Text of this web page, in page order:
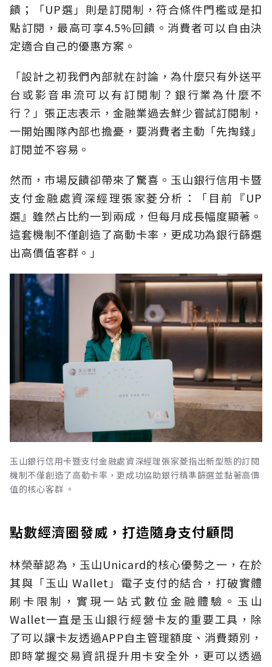
饋；「UP選」則是訂閱制，符合條件門檻或是扣
點訂閱，最高可享4.5%回饋。消費者可以自由決
定適合自己的優惠方案。
「設計之初我們內部就在討論，為什麼只有外送平
台或影音串流可以有訂閱制？銀行業為什麼不
行？」張正志表示，金融業過去鮮少嘗試訂閱制，
一開始團隊內部也擔憂，要消費者主動「先掏錢」
訂閱並不容易。
然而，市場反饋卻帶來了驚喜。玉山銀行信用卡暨
支付金融處資深經理張家菱分析：「目前『UP
選』雖然占比約一到兩成，但每月成長幅度顯著。
這套機制不僅創造了高動卡率，更成功為銀行篩選
出高價值客群。」
玉山銀行信用卡暨支付金融處資深經理張家菱指出新型態的訂閱
機制不僅創造了高動卡率，更成功協助銀行精準篩選並黏著高價
值的核心客群 。
點數經濟圈發威，打造隨身支付顧問
林榮華認為，玉山Unicard的核心優勢之一，在於
其與「玉山 Wallet」電子支付的結合，打破實體
刷卡限制，實現一站式數位金融體驗。玉山
Wallet一直是玉山銀行經營卡友的重要工具，除
了可以讓卡友透過APP自主管理額度、消費類別，
即時掌握交易資訊提升用卡安全外，更可以透過